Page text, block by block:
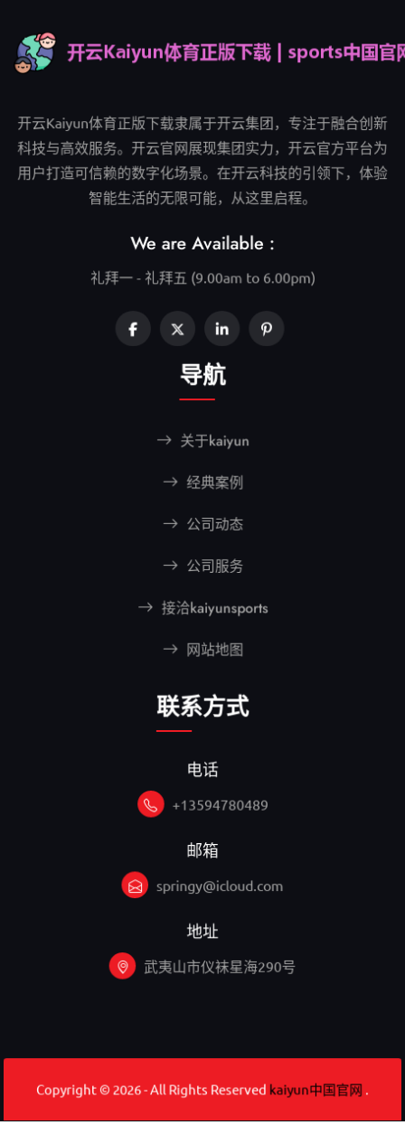
开云Kaiyun体育正版下载隶属于开云集团，专注于融合创新
科技与高效服务。开云官网展现集团实力，开云官方平台为
用户打造可信赖的数字化场景。在开云科技的引领下，体验
智能生活的无限可能，从这里启程。
We are Available :
礼拜一 - 礼拜五 (9.00am to 6.00pm)
导航
关于kaiyun
经典案例
公司动态
公司服务
接洽kaiyunsports
网站地图
联系方式
电话
+13594780489
邮箱
springy@icloud.com
地址
武夷山市仪袜星海290号
Copyright © 2026 - All Rights Reservedkaiyun中国官网 .